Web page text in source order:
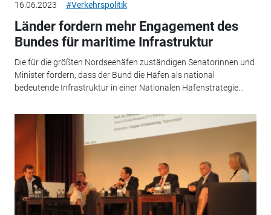
16.06.2023 #Verkehrspolitik
Länder fordern mehr Engagement des
Bundes für maritime Infrastruktur
Die für die größten Nordseehäfen zuständigen Senatorinnen und
Minister fordern, dass der Bund die Häfen als national
bedeutende Infrastruktur in einer Nationalen Hafenstrategie...